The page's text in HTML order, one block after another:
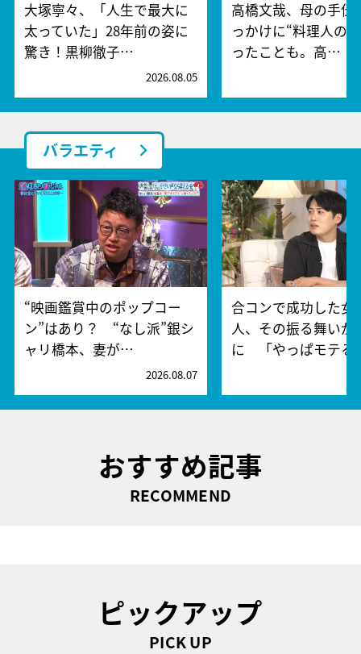
大塚寧々、「人生で最大に
太っていた」28年前の姿に
驚き！黒柳徹子…
2026.08.05
高橋文哉、母の手伝
っかけに“料理人の
ったことも。高…
バラエティ
“映画鑑賞中のポップコー
ン”はあり？ “なし派”銀シ
ャリ橋本、妻が…
2026.08.07
合コンで成功した女
人、その振る舞いが
に 「やっぱモテ
おすすめ記事
RECOMMEND
ピックアップ
PICK UP